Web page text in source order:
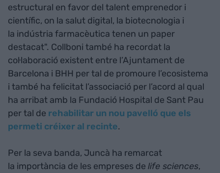
estructural en favor del talent emprenedor i
científic, on la salut digital, la biotecnologia i
la indústria farmacèutica tenen un paper
destacat". Collboni també ha recordat la
col·laboració existent entre l’Ajuntament de
Barcelona i BHH per tal de promoure l’ecosistema
i també ha felicitat l’associació per l’acord al qual
ha arribat amb la Fundació Hospital de Sant Pau
per tal de rehabilitar un nou pavelló que els
permeti créixer al recinte.
Per la seva banda, Juncà ha remarcat
la importància de les empreses de life sciences,